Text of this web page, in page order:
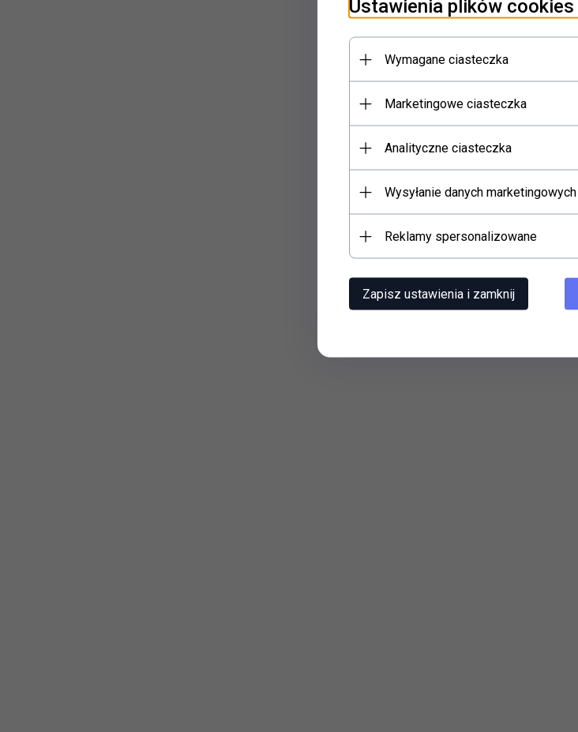
Ustawienia plików cookies
Wymagane ciasteczka
Marketingowe ciasteczka
Analityczne ciasteczka
Wysyłanie danych marketingowych
Reklamy spersonalizowane
Zapisz ustawienia i zamknij